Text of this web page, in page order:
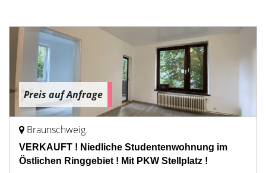
Preis auf Anfrage
Braunschweig
VERKAUFT ! Niedliche Studentenwohnung im
Östlichen Ringgebiet ! Mit PKW Stellplatz !